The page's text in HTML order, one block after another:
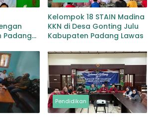
Padang
Padang
Kelompok 18 STAIN Madina
KKN di Desa Gonting Julu
Kabupaten Padang Lawas
Pendidikan